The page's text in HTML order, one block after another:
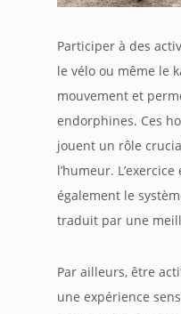
Participer à des
le vélo ou même le
mouvement et
endorphines. Ces
jouent un rôle
l’humeur.
également le
traduit par une
Par ailleurs, être
une expérience